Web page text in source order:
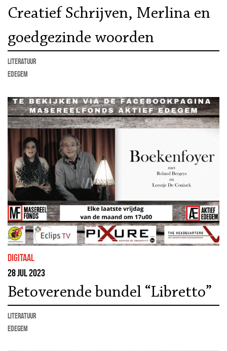
Creatief Schrijven, Merlina en
goedgezinde woorden
literatuur
Edegem
Digitaal
28 jul 2023
Betoverende bundel “Libretto”
literatuur
Edegem